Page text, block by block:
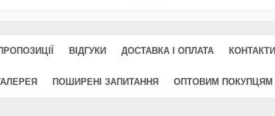
ВІДГУКИ ДОСТАВКА І ОПЛАТА КОНТАКТИ
ПОШИРЕНІ ЗАПИТАННЯ ОПТОВИМ ПОКУПЦЯМ